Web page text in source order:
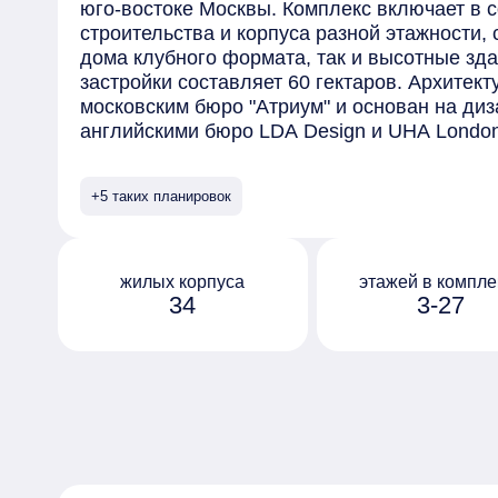
юго-востоке Москвы. Комплекс включает в
строительства и корпуса разной
дома клубного формата, так и высотные
застройки составляет 60 гектаров.
московским бюро "Атриум" и основан на
английскими бюро LDA Design и UHA
предлагаемых в комплексе - квартиры с
обустроен собственный парк "Зелёная
10 гектаров, которая тянется через весь
Протяжённое прогулочное пространство
+5 таких планировок
34
жилых корпуса
3-27
этажей в